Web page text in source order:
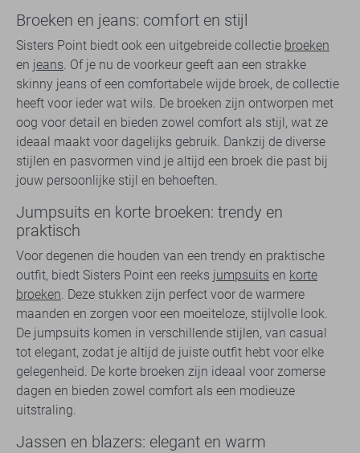
Broeken en jeans: comfort en stijl
Sisters Point biedt ook een uitgebreide collectie broeken
en jeans. Of je nu de voorkeur geeft aan een strakke
skinny jeans of een comfortabele wijde broek, de collectie
heeft voor ieder wat wils. De broeken zijn ontworpen met
oog voor detail en bieden zowel comfort als stijl, wat ze
ideaal maakt voor dagelijks gebruik. Dankzij de diverse
stijlen en pasvormen vind je altijd een broek die past bij
jouw persoonlijke stijl en behoeften.
Jumpsuits en korte broeken: trendy en
praktisch
Voor degenen die houden van een trendy en praktische
outfit, biedt Sisters Point een reeks jumpsuits en korte
broeken. Deze stukken zijn perfect voor de warmere
maanden en zorgen voor een moeiteloze, stijlvolle look.
De jumpsuits komen in verschillende stijlen, van casual
tot elegant, zodat je altijd de juiste outfit hebt voor elke
gelegenheid. De korte broeken zijn ideaal voor zomerse
dagen en bieden zowel comfort als een modieuze
uitstraling.
Jassen en blazers: elegant en warm